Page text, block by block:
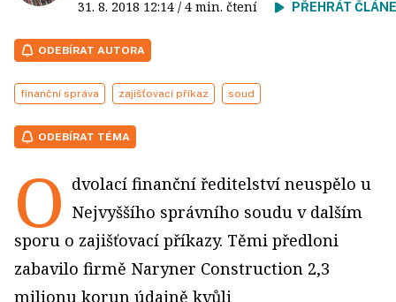
31. 8. 2018 12:14 / 4 min. čtení PŘEHRÁT
ODEBÍRAT AUTORA
finanční správa zajišťovací příkaz soud
ODEBÍRAT TÉMA
O dvolací finanční ředitelství neuspělo u
Nejvyššího správního soudu v dalším
sporu o zajišťovací příkazy. Těmi předloni
zabavilo firmě Naryner Construction 2,3
milionu korun údajně kvůli